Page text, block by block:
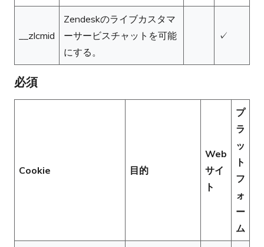
__zlcmid
Zendeskのライブカスタマ
ーサービスチャットを可能
にする。
✓
必須
Cookie 目的
Web
サイ
ト
プ
ラ
ッ
ト
フ
ォ
ー
ム